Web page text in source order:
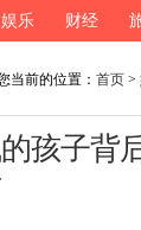
娱乐 财经
当前的位置： 首页 >
孩子背